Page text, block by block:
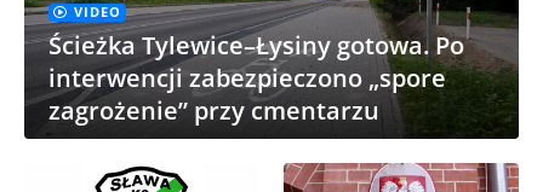
VIDEO
Ścieżka Tylewice–Łysiny gotowa. Po
interwencji zabezpieczono „spore
zagrożenie” przy cmentarzu